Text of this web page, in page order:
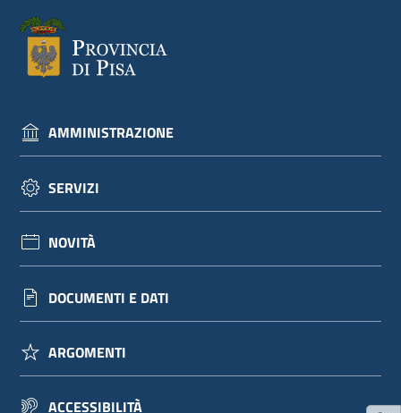
Seguici
su
AMMINISTRAZIONE
SERVIZI
NOVITÀ
DOCUMENTI E DATI
ARGOMENTI
ACCESSIBILITÀ